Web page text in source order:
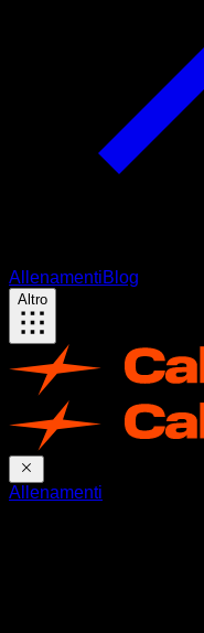
AllenamentiBlog
Altro
Allenamenti